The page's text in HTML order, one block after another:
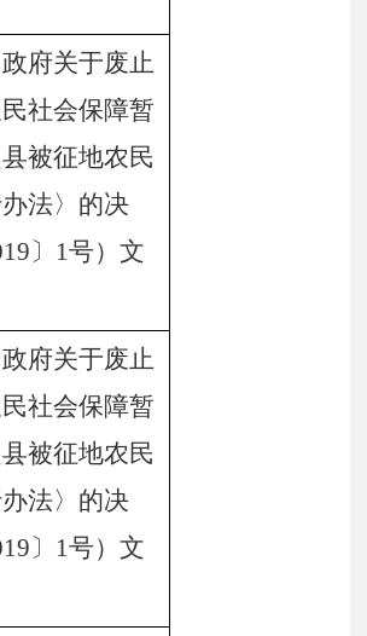
府关于废止
社会保障暂
被征地农民
法〉的决
〕 1号） 文
府关于废止
社会保障暂
被征地农民
法〉的决
〕 1号） 文